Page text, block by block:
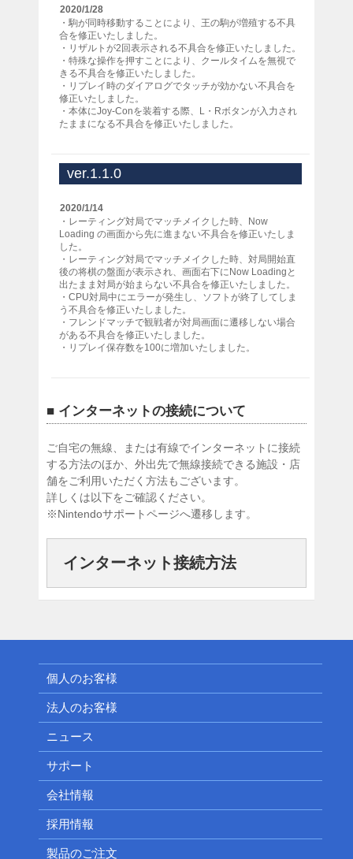
2020/1/28
・駒が同時移動することにより、王の駒が増殖する不具
合を修正いたしました。
・リザルトが2回表示される不具合を修正いたしました。
・特殊な操作を押すことにより、クールタイムを無視で
きる不具合を修正いたしました。
・リプレイ時のダイアログでタッチが効かない不具合を
修正いたしました。
・本体にJoy-Conを装着する際、L・Rボタンが入力され
たままになる不具合を修正いたしました。
ver.1.1.0
2020/1/14
・レーティング対局でマッチメイクした時、Now
Loading の画面から先に進まない不具合を修正いたしま
した。
・レーティング対局でマッチメイクした時、対局開始直
後の将棋の盤面が表示され、画面右下にNow Loadingと
出たまま対局が始まらない不具合を修正いたしました。
・CPU対局中にエラーが発生し、ソフトが終了してしま
う不具合を修正いたしました。
・フレンドマッチで観戦者が対局画面に遷移しない場合
がある不具合を修正いたしました。
・リプレイ保存数を100に増加いたしました。
■ インターネットの接続について
ご自宅の無線、または有線でインターネットに接続
する方法のほか、外出先で無線接続できる施設・店
舗をご利用いただく方法もございます。
詳しくは以下をご確認ください。
※Nintendoサポートページへ遷移します。
インターネット接続方法
個人のお客様
法人のお客様
ニュース
サポート
会社情報
採用情報
製品のご注文